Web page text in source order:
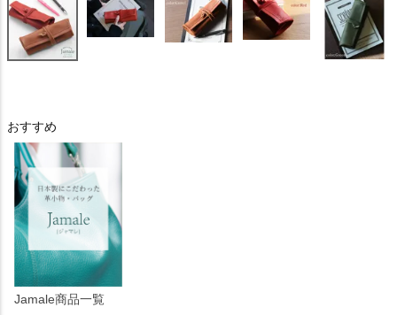
おすすめ
Jamale商品一覧